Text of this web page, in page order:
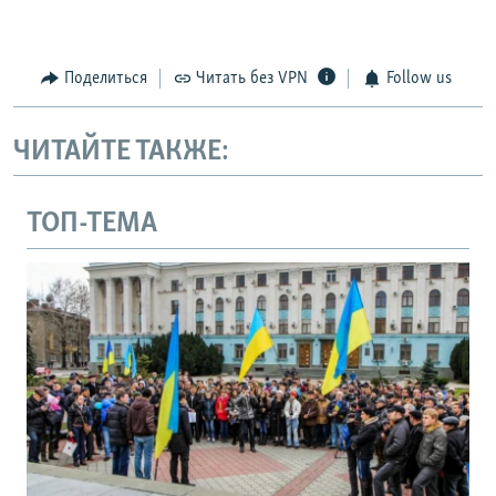
Поделиться Читать без VPN Follow us
ЧИТАЙТЕ ТАКЖЕ:
ТОП-ТЕМА